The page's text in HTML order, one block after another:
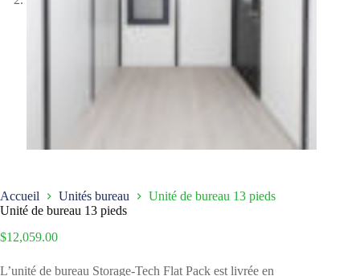
Accueil Unités bureau
Unité de bureau 13 pieds
Unité de bureau 13 pieds
$12,059.00
L’unité de bureau Storage-Tech Flat Pack est livrée en